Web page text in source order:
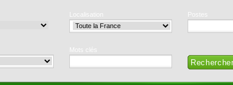
Localisation Postes
Mots clés